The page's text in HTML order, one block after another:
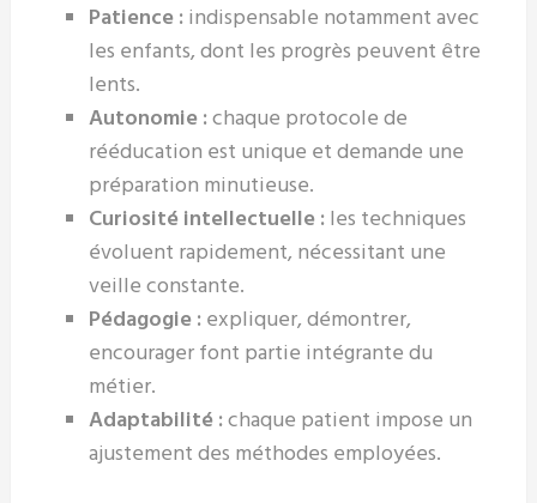
Patience :indispensable notamment avec
les enfants, dont les progrès peuvent être
lents.
Autonomie :chaque protocole de
rééducation est unique et demande une
préparation minutieuse.
Curiosité intellectuelle :les techniques
évoluent rapidement, nécessitant une
veille constante.
Pédagogie :expliquer, démontrer,
encourager font partie intégrante du
métier.
Adaptabilité :chaque patient impose un
ajustement des méthodes employées.